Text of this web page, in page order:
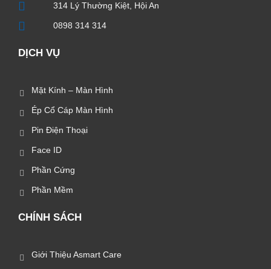
314 Lý Thường Kiệt, Hội An
0898 314 314
DỊCH VỤ
Mặt Kính – Màn Hình
Ép Cổ Cáp Màn Hình
Pin Điện Thoại
Face ID
Phần Cứng
Phần Mềm
CHÍNH SÁCH
Giới Thiệu Asmart Care